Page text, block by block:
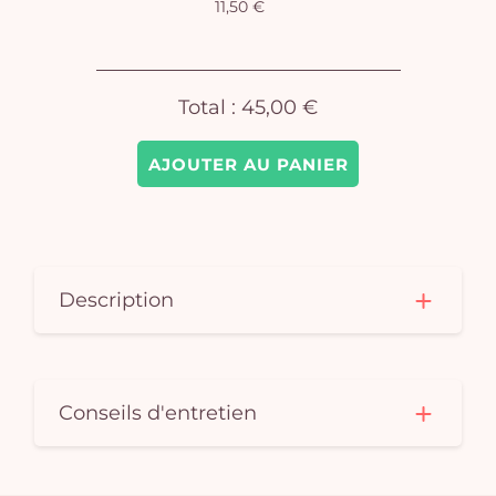
AJOUTER AU PANIER
11,50 €
Total : 45,00 €
Description
Conseils d'entretien